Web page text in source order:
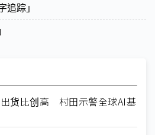
追踪」
出货比创高 村田示警全球AI基